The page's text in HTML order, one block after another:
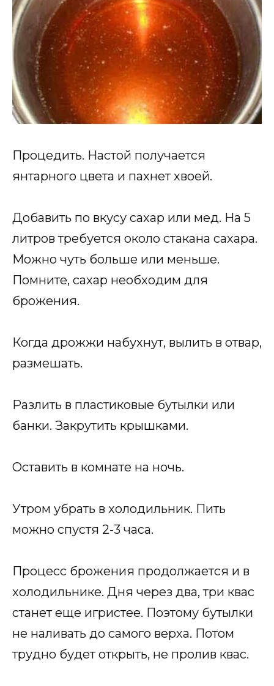
Процедить. Настой получается
янтарного цвета и пахнет хвоей.
Добавить по вкусу сахар или мед. На 5
литров требуется около стакана сахара.
Можно чуть больше или меньше.
Помните, сахар необходим для
брожения.
Когда дрожжи набухнут, вылить в отвар,
размешать.
Разлить в пластиковые бутылки или
банки. Закрутить крышками.
Оставить в комнате на ночь.
Утром убрать в холодильник. Пить
можно спустя 2-3 часа.
Процесс брожения продолжается и в
холодильнике. Дня через два, три квас
станет еще игристее. Поэтому бутылки
не наливать до самого верха. Потом
трудно будет открыть, не пролив квас.